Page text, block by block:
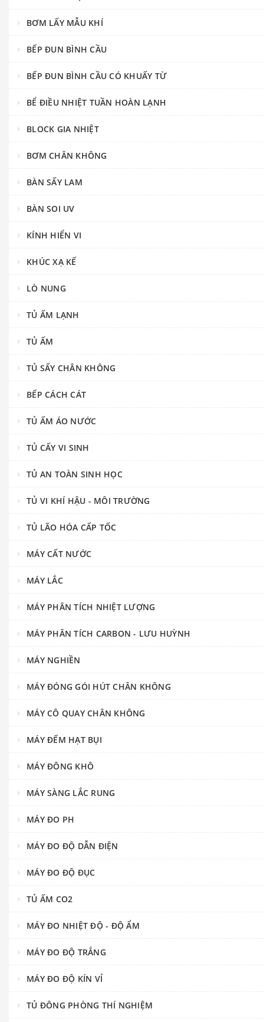
BƠM LẤY MẪU KHÍ
BẾP ĐUN BÌNH CẦU
BẾP ĐUN BÌNH CẦU CÓ KHUẤY TỪ
BỂ ĐIỀU NHIỆT TUẦN HOÀN LẠNH
BLOCK GIA NHIỆT
BƠM CHÂN KHÔNG
BÀN SẤY LAM
BÀN SOI UV
KÍNH HIỂN VI
KHÚC XẠ KẾ
LÒ NUNG
TỦ ẤM LẠNH
TỦ ẤM
TỦ SẤY CHÂN KHÔNG
BẾP CÁCH CÁT
TỦ ẤM ÁO NƯỚC
TỦ CẤY VI SINH
TỦ AN TOÀN SINH HỌC
TỦ VI KHÍ HẬU - MÔI TRƯỜNG
TỦ LÃO HÓA CẤP TỐC
MÁY CẤT NƯỚC
MÁY LẮC
MÁY PHÂN TÍCH NHIỆT LƯỢNG
MÁY PHÂN TÍCH CARBON - LƯU HUỲNH
MÁY NGHIỀN
MÁY ĐÓNG GÓI HÚT CHÂN KHÔNG
MÁY CÔ QUAY CHÂN KHÔNG
MÁY ĐẾM HẠT BỤI
MÁY ĐÔNG KHÔ
MÁY SÀNG LẮC RUNG
MÁY ĐO PH
MÁY ĐO ĐỘ DẪN ĐIỆN
MÁY ĐO ĐỘ ĐỤC
TỦ ẤM CO2
MÁY ĐO NHIỆT ĐỘ - ĐỘ ẨM
MÁY ĐO ĐỘ TRẮNG
MÁY ĐO ĐỘ KÍN VỈ
TỦ ĐÔNG PHÒNG THÍ NGHIỆM